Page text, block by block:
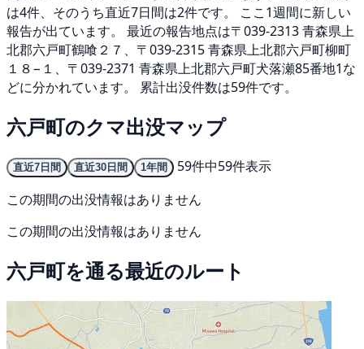
は4件、そのうち直近7日間は2件です。 ここ1週間に新しい
報告が出ています。 最近の報告地点は〒039-2313 青森県上
北郡六戸町鶴喰２７、〒039-2315 青森県上北郡六戸町柳町
１８−１、〒039-2371 青森県上北郡六戸町犬落瀬85番地1な
どに分かれています。 累計出没件数は59件です。
六戸町のクマ出没マップ
直近7日間 直近30日間 1年間
59件中59件表示
この期間の出没情報はありません
この期間の出没情報はありません
六戸町を通る最近のルート